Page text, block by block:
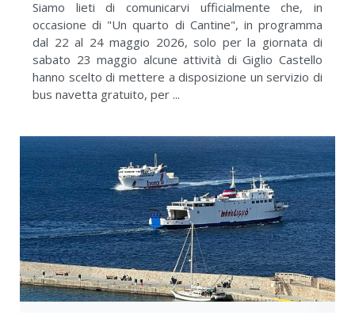
Siamo lieti di comunicarvi ufficialmente che, in
occasione di "Un quarto di Cantine", in programma
dal 22 al 24 maggio 2026, solo per la giornata di
sabato 23 maggio alcune attività di Giglio Castello
hanno scelto di mettere a disposizione un servizio di
bus navetta gratuito, per ...